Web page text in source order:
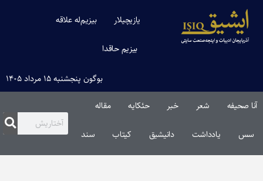
یازیچیلار بیزیم‌له علاقه
بیزیم حاقدا
بوگون پنجشنبه ۱۵ مرداد ۱۴۰۵
آنا صحیفه شعر خبر حئکایه مقاله‌
سس یادداشت دانیشیق کیتاب سند